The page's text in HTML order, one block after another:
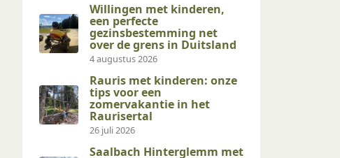
Willingen met kinderen,
een perfecte
gezinsbestemming net
over de grens in Duitsland
4 augustus 2026
Rauris met kinderen: onze
tips voor een
zomervakantie in het
Raurisertal
26 juli 2026
Saalbach Hinterglemm met